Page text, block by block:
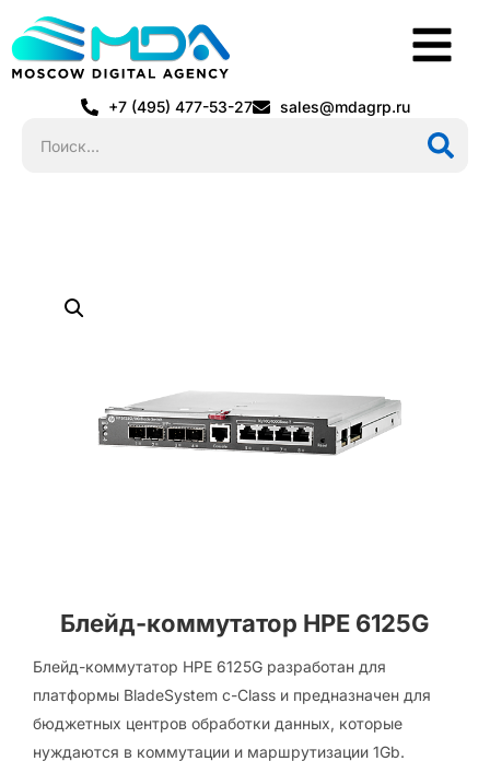
+7 (495) 477-53-27 sales@mdagrp.ru
Блейд-коммутатор HPE 6125G
Блейд-коммутатор HPE 6125G разработан для
платформы BladeSystem c-Class и предназначен для
бюджетных центров обработки данных, которые
нуждаются в коммутации и маршрутизации 1Gb.